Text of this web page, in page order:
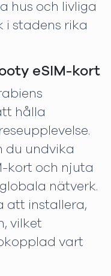
hus och livliga
i stadens rika
eSIM-kort
hålla
du undvika
kort och njuta
nätverk.
att installera,
vilket
vart